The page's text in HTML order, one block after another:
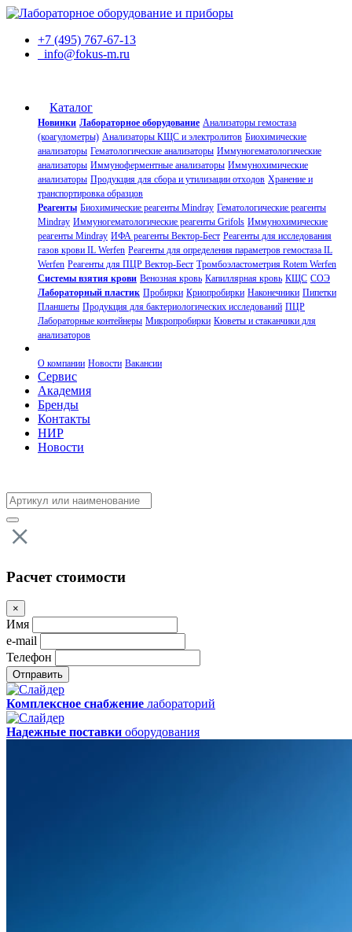
+7 (495) 767-67-13
info@fokus-m.ru
Каталог
Новинки Лабораторное оборудование Анализаторы гемостаза
(коагулометры) Анализаторы КЩС и электролитов Биохимические
анализаторы Гематологические анализаторы Иммуногематологические
анализаторы Иммуноферментные анализаторы Иммунохимические
анализаторы Продукция для сбора и утилизации отходов Хранение и
транспортировка образцов
Реагенты Биохимические реагенты Mindray Гематологические реагенты
Mindray Иммуногематологические реагенты Grifols Иммунохимические
реагенты Mindray ИФА реагенты Вектор-Бест Реагенты для исследования
газов крови IL Werfen Реагенты для определения параметров гемостаза IL
Werfen Реагенты для ПЦР Вектор-Бест Тромбоэластометрия Rotem Werfen
Системы взятия крови Венозная кровь Капиллярная кровь КЩС СОЭ
Лабораторный пластик Пробирки Криопробирки Наконечники Пипетки
Планшеты Продукция для бактериологических исследований ПЦР
Лабораторные контейнеры Микропробирки Кюветы и стаканчики для
анализаторов
О компании Новости Вакансии
Сервис
Академия
Бренды
Контакты
НИР
Новости
Расчет стоимости
×
Имя
e-mail
Телефон
Комплексное снабжение лабораторий
Надежные поставки оборудования